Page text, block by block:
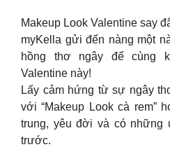
Makeup Look Valentine say
myKella gửi đến nàng một
hồng thơ ngây để cùng
Valentine này!
Lấy cảm hứng từ sự ngây
với “Makeup Look cà rem”
trung, yêu đời và có
trước.